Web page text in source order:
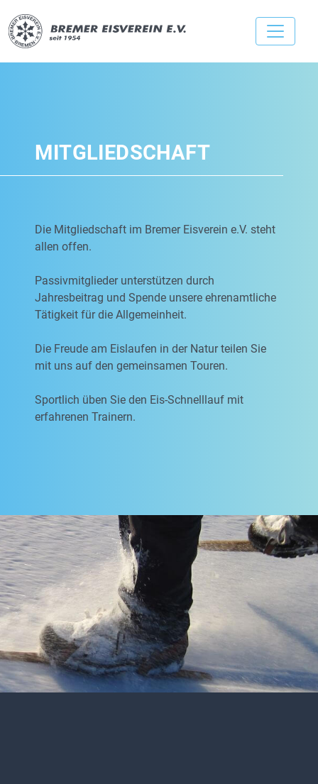
MITGLIEDSCHAFT
Die Mitgliedschaft im Bremer Eisverein e.V. steht
allen offen.
Passivmitglieder unterstützen durch
Jahresbeitrag und Spende unsere ehrenamtliche
Tätigkeit für die Allgemeinheit.
Die Freude am Eislaufen in der Natur teilen Sie
mit uns auf den gemeinsamen Touren.
Sportlich üben Sie den Eis-Schnelllauf mit
erfahrenen Trainern.